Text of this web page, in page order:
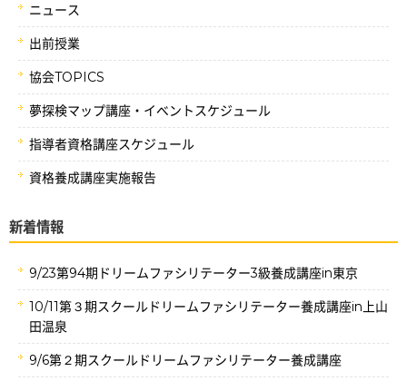
ニュース
出前授業
協会TOPICS
夢探検マップ講座・イベントスケジュール
指導者資格講座スケジュール
資格養成講座実施報告
新着情報
9/23第94期ドリームファシリテーター3級養成講座in東京
10/11第３期スクールドリームファシリテーター養成講座in上山
田温泉
9/6第２期スクールドリームファシリテーター養成講座